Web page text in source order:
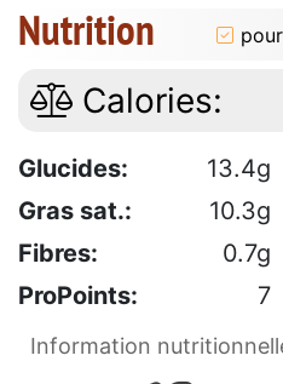
Nutrition
Calories:
Glucides: 13.4g
Gras sat.:
10.3g
Fibres:
0.7g
ProPoints:
7
Information